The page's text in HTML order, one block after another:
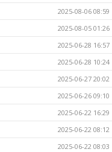
2025-08-06 08:59
2025-08-05 01:26
2025-06-28 16:57
2025-06-28 10:24
2025-06-27 20:02
2025-06-26 09:10
2025-06-22 16:29
2025-06-22 08:12
2025-06-22 08:03